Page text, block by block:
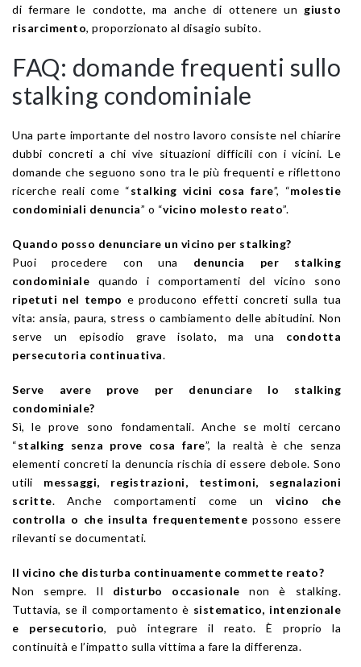
di fermare le condotte, ma anche di ottenere un giusto
risarcimento, proporzionato al disagio subito.
FAQ: domande frequenti sullo
stalking condominiale
Una parte importante del nostro lavoro consiste nel chiarire
dubbi concreti a chi vive situazioni difficili con i vicini. Le
domande che seguono sono tra le più frequenti e riflettono
ricerche reali come “stalking vicini cosa fare”, “molestie
condominiali denuncia” o “vicino molesto reato”.
Quando posso denunciare un vicino per stalking?
Puoi procedere con una denuncia per stalking
condominiale quando i comportamenti del vicino sono
ripetuti nel tempo e producono effetti concreti sulla tua
vita: ansia, paura, stress o cambiamento delle abitudini. Non
serve un episodio grave isolato, ma una condotta
persecutoria continuativa.
Serve avere prove per denunciare lo stalking
condominiale?
Sì, le prove sono fondamentali. Anche se molti cercano
“stalking senza prove cosa fare”, la realtà è che senza
elementi concreti la denuncia rischia di essere debole. Sono
utili messaggi, registrazioni, testimoni, segnalazioni
scritte. Anche comportamenti come un vicino che
controlla o che insulta frequentemente possono essere
rilevanti se documentati.
Il vicino che disturba continuamente commette reato?
Non sempre. Il disturbo occasionale non è stalking.
Tuttavia, se il comportamento è sistematico, intenzionale
e persecutorio, può integrare il reato. È proprio la
continuità e l’impatto sulla vittima a fare la differenza.